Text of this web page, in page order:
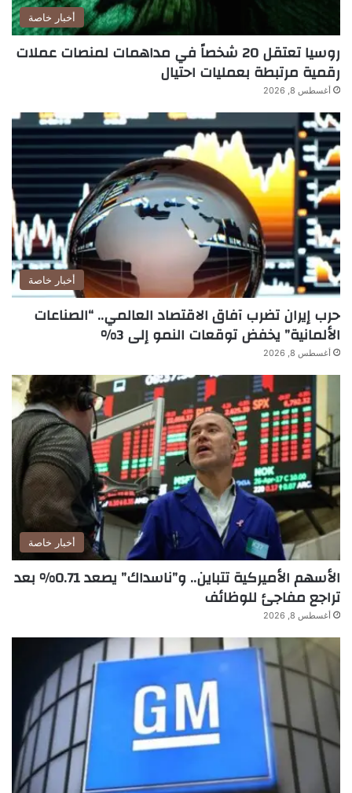
أخبار خاصة
روسيا تعتقل 20 شخصاً في مداهمات لمنصات عملات
رقمية مرتبطة بعمليات احتيال
أغسطس 8, 2026
أخبار خاصة
حرب إيران تضرب آفاق الاقتصاد العالمي.. “الصناعات
الألمانية” يخفض توقعات النمو إلى 3%
أغسطس 8, 2026
أخبار خاصة
الأسهم الأميركية تتباين.. و”ناسداك” يصعد 0.71% بعد
تراجع مفاجئ للوظائف
أغسطس 8, 2026